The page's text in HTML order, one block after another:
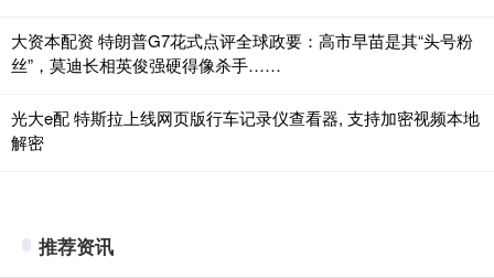
大资本配资 特朗普G7花式点评全球政要：高市早苗是其“头号粉
丝”，莫迪长相英俊强硬得像杀手……
光大e配 特斯拉上线网页版行车记录仪查看器, 支持加密视频本地
解密
推荐资讯